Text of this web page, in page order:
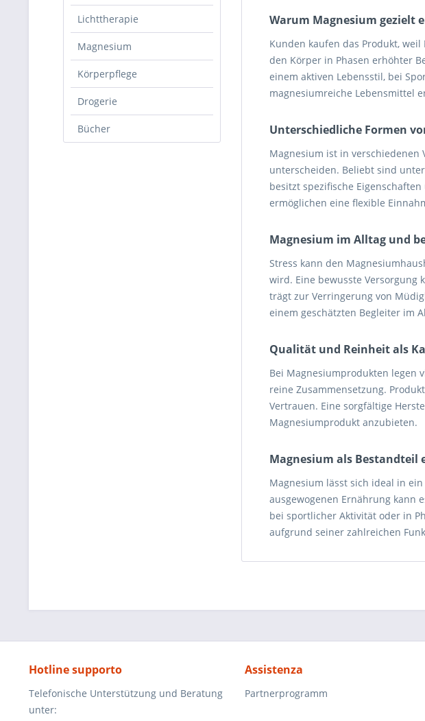
Lichttherapie
Magnesium
Körperpflege
Drogerie
Bücher
Warum Magnesium gezielt
Kunden kaufen das Produkt,
den Körper in Phasen erhöhter
einem aktiven Lebensstil, bei
magnesiumreiche Lebensmittel
Unterschiedliche Formen
Magnesium ist in
unterscheiden. Beliebt sind
besitzt spezifische
ermöglichen eine flexible
Magnesium im Alltag und
Stress kann den
wird. Eine bewusste Versorgung
trägt zur Verringerung von
einem geschätzten Begleiter im
Qualität und Reinheit als
Bei Magnesiumprodukten legen
reine Zusammensetzung.
Vertrauen. Eine sorgfältige
Magnesiumprodukt anzubieten.
Magnesium als Bestandteil
Magnesium lässt sich ideal in
ausgewogenen Ernährung kann
bei sportlicher Aktivität oder in
aufgrund seiner zahlreichen
Hotline supporto
Telefonische Unterstützung und Beratung
unter:
Assistenza
Partnerprogramm